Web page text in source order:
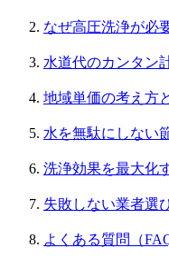
なぜ高圧洗浄が必
水道代のカンタン
地域単価の考え方
水を無駄にしない
洗浄効果を最大化
失敗しない業者選
よくある質問（